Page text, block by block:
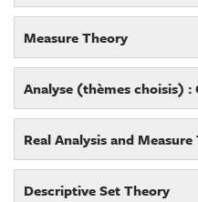
Measure Theory
Analyse (thèmes choisis) :
Real Analysis and
Descriptive Set Theory